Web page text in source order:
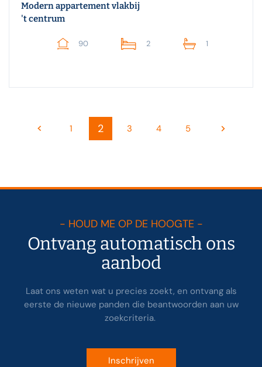
Modern appartement vlakbij
't centrum
90 2 1
1 2 3 4 5
- HOUD ME OP DE HOOGTE -
Ontvang automatisch ons
aanbod
Laat ons weten wat u precies zoekt, en ontvang als
eerste de nieuwe panden die beantwoorden aan uw
zoekcriteria.
Inschrijven